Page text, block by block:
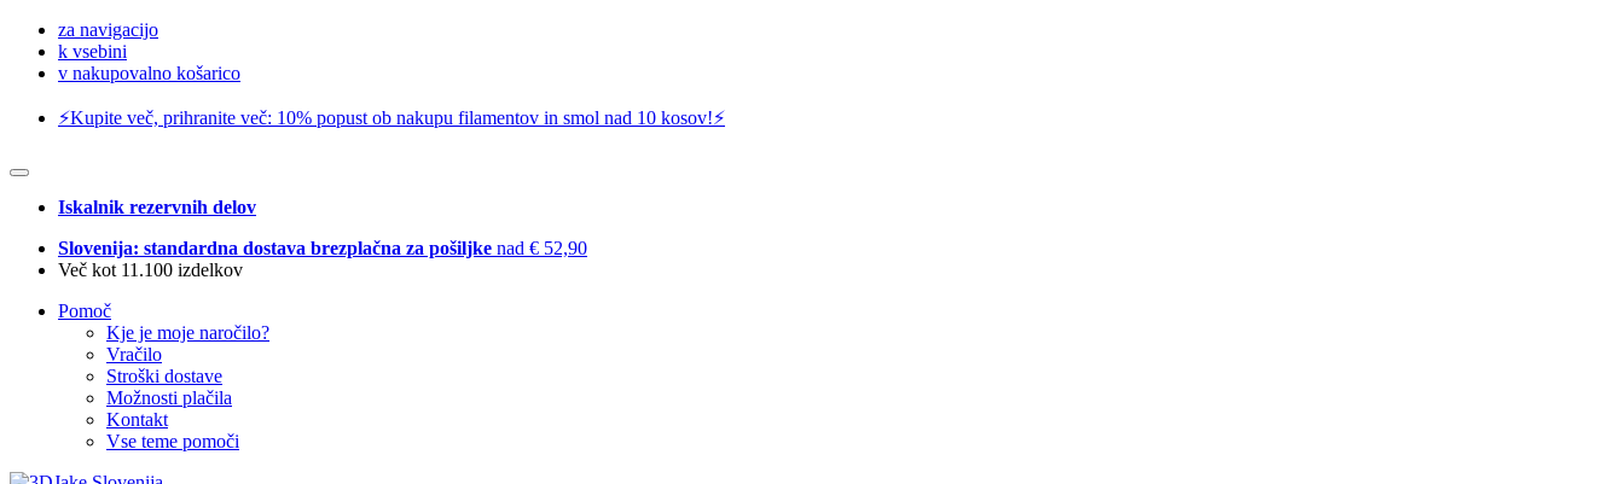
za navigacijo
k vsebini
v nakupovalno košarico
⚡️Kupite več, prihranite več: 10% popust ob nakupu filamentov in smol nad 10 kosov!⚡️
Iskalnik rezervnih delov
Slovenija: standardna dostava brezplačna za pošiljke nad € 52,90
Več kot 11.100 izdelkov
Pomoč
Kje je moje naročilo?
Vračilo
Stroški dostave
Možnosti plačila
Kontakt
Vse teme pomoči